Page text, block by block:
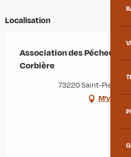
Localisation
Association des Pécheurs de
Corbière
73220 Saint-Pierre-
M'y rendre